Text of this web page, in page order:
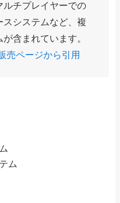
ルチプレイヤーでの
スシステムなど、複
含まれています。
売ページから引用
ム